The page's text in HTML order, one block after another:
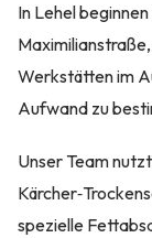
In Lehel
Werkstätten im
Aufwand zu
Unser Team
spezielle